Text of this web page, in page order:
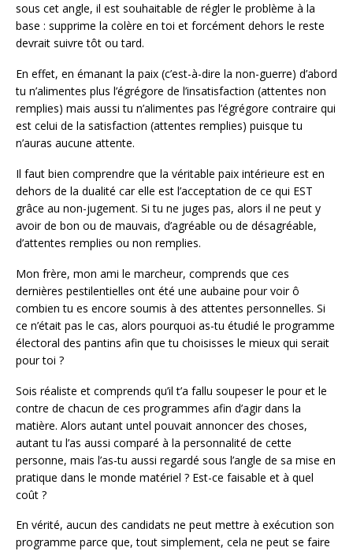
sous cet angle, il est souhaitable de régler le problème à la
base : supprime la colère en toi et forcément dehors le reste
devrait suivre tôt ou tard.
En effet, en émanant la paix (c’est-à-dire la non-guerre) d’abord
tu n’alimentes plus l’égrégore de l’insatisfaction (attentes non
remplies) mais aussi tu n’alimentes pas l’égrégore contraire qui
est celui de la satisfaction (attentes remplies) puisque tu
n’auras aucune attente.
Il faut bien comprendre que la véritable paix intérieure est en
dehors de la dualité car elle est l’acceptation de ce qui EST
grâce au non-jugement. Si tu ne juges pas, alors il ne peut y
avoir de bon ou de mauvais, d’agréable ou de désagréable,
d’attentes remplies ou non remplies.
Mon frère, mon ami le marcheur, comprends que ces
dernières pestilentielles ont été une aubaine pour voir ô
combien tu es encore soumis à des attentes personnelles. Si
ce n’était pas le cas, alors pourquoi as-tu étudié le programme
électoral des pantins afin que tu choisisses le mieux qui serait
pour toi ?
Sois réaliste et comprends qu’il t’a fallu soupeser le pour et le
contre de chacun de ces programmes afin d’agir dans la
matière. Alors autant untel pouvait annoncer des choses,
autant tu l’as aussi comparé à la personnalité de cette
personne, mais l’as-tu aussi regardé sous l’angle de sa mise en
pratique dans le monde matériel ? Est-ce faisable et à quel
coût ?
En vérité, aucun des candidats ne peut mettre à exécution son
programme parce que, tout simplement, cela ne peut se faire